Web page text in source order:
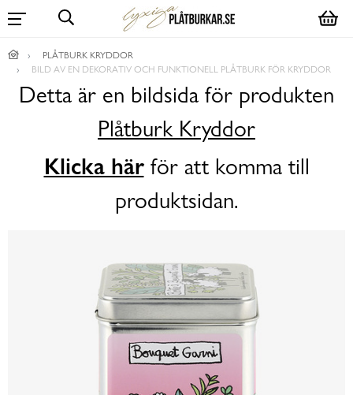
PLÅTBURK KRYDDOR
BILD AV EN DEKORATIV OCH FUNKTIONELL PLÅTBURK FÖR KRYDDOR
Detta är en bildsida för produkten
Plåtburk Kryddor
Klicka härför att komma till
produktsidan.